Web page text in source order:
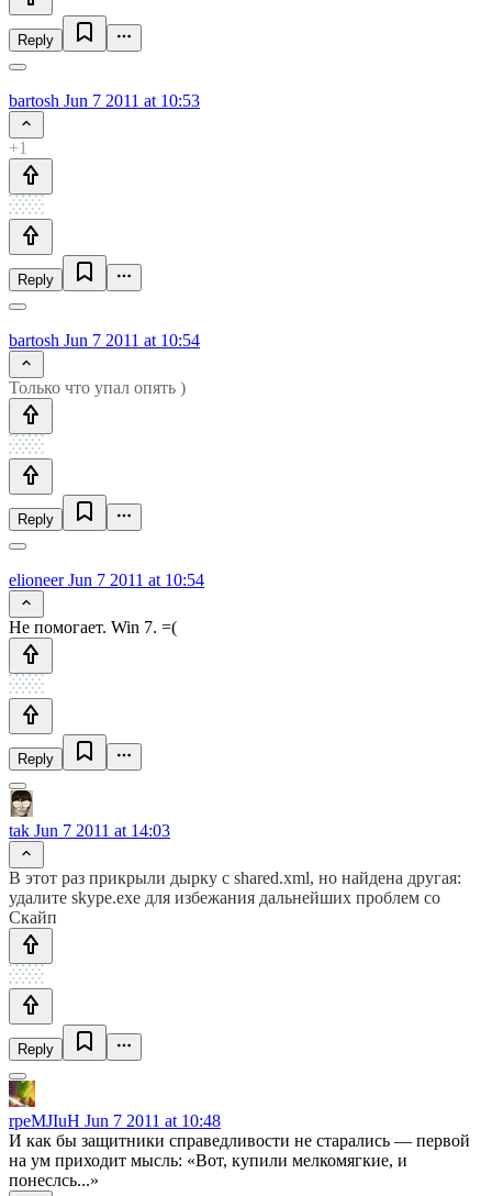
Reply
bartosh Jun 7 2011 at 10:53
+1
Reply
bartosh Jun 7 2011 at 10:54
Только что упал опять )
Reply
elioneerJun 7 2011 at 10:54
Не помогает. Win 7. =(
Reply
tak Jun 7 2011 at 14:03
В этот раз прикрыли дырку с shared.xml, но найдена другая:
удалите skype.exe для избежания дальнейших проблем со
Скайп
Reply
rpeMJIuH Jun 7 2011 at 10:48
И как бы защитники справедливости не старались — первой
на ум приходит мысль: «Вот, купили мелкомягкие, и
понеслсь...»